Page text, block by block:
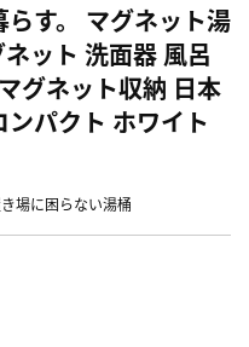
す。 マグネット湯
ット 洗面器 風呂
グネット収納 日本
パクト ホワイト
場に困らない湯桶